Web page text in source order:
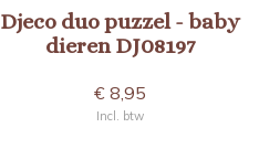
Djeco duo puzzel - baby
dieren DJ08197
€ 8,95
Incl. btw